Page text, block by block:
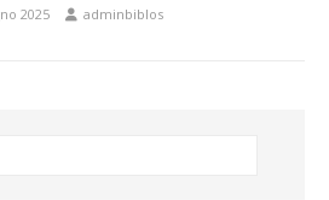
2025 adminbiblos